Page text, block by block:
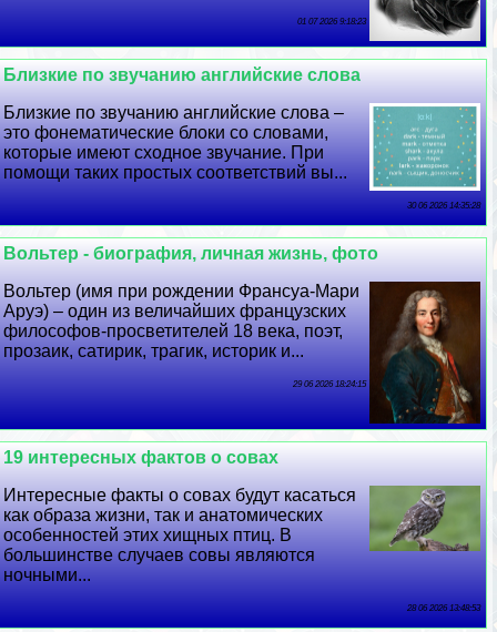
01 07 2026 9:18:23
Близкие по звучанию английские слова
Близкие по звучанию английские слова –
это фонематические блоки со словами,
которые имеют сходное звучание. При
помощи таких простых соответствий вы...
30 06 2026 14:35:28
Вольтер - биография, личная жизнь, фото
Вольтер (имя при рождении Франсуа-Мари
Аруэ) – один из величайших французских
философов-просветителей 18 века, поэт,
прозаик, сатирик, трагик, историк и...
29 06 2026 18:24:15
19 интересных фактов о совах
Интересные факты о совах будут касаться
как образа жизни, так и анатомических
особенностей этих хищных птиц. В
большинстве случаев совы являются
ночными...
28 06 2026 13:48:53